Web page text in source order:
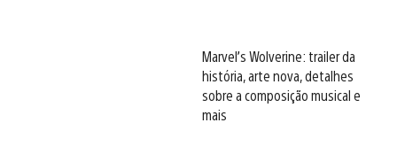
Marvel’s Wolverine: trailer da
história, arte nova, detalhes
sobre a composição musical e
mais